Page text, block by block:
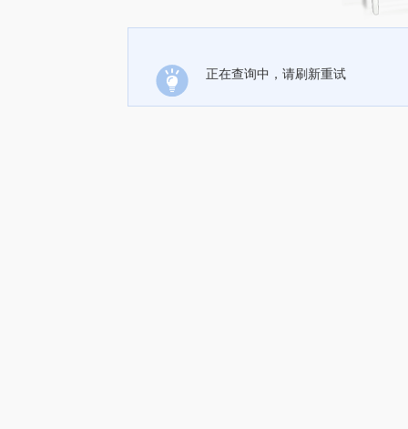
正在查询中，请刷新重试